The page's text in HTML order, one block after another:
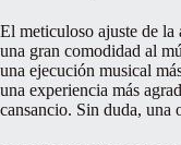
El meticuloso ajuste de
una gran comodidad al
una ejecución musical
una experiencia más
cansancio. Sin duda, una